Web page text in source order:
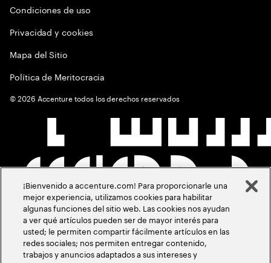
Condiciones de uso
Privacidad y cookies
Mapa del Sitio
Política de Meritocracia
©2026 Accenture todos los derechos reservados
¡Bienvenido a accenture.com! Para proporcionarle una
mejor experiencia, utilizamos cookies para habilitar
algunas funciones del sitio web. Las cookies nos ayudan
a ver qué artículos pueden ser de mayor interés para
usted; le permiten compartir fácilmente artículos en las
redes sociales; nos permiten entregar contenido,
trabajos y anuncios adaptados a sus intereses y